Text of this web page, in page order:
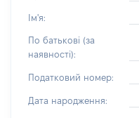
Ім'я:
По батькові (за
наявності):
Податковий номер:
Дата народження: